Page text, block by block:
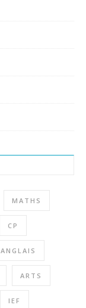
MATHS
CP
ANGLAIS
ARTS
IEF